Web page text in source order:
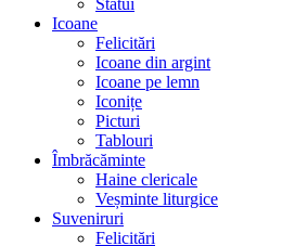
Icoane
Felicitări
Icoane din argint
Icoane pe lemn
Iconițe
Picturi
Tablouri
Îmbrăcăminte
Haine clericale
Veșminte liturgice
Suveniruri
Felicitări